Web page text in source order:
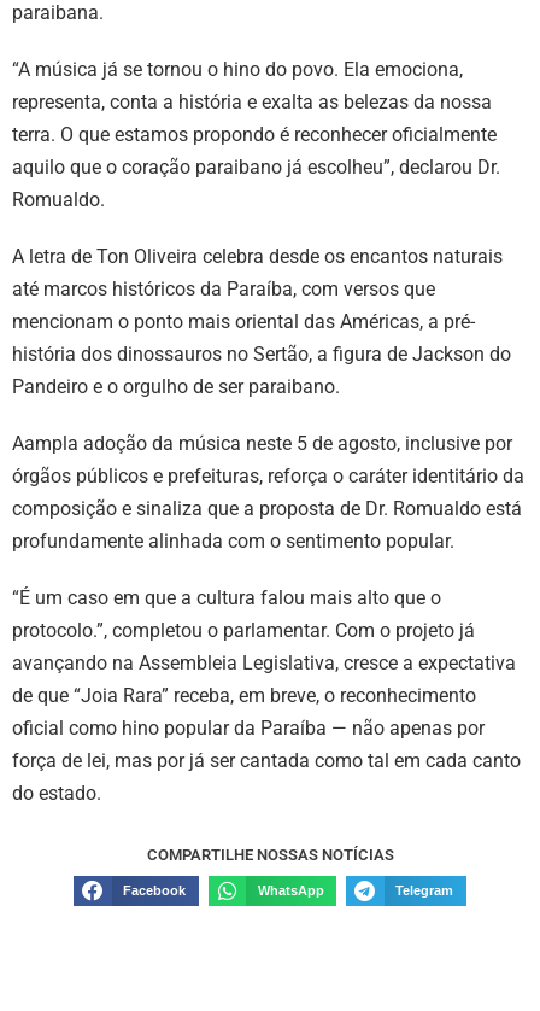
paraibana.
“A música já se tornou o hino do povo. Ela emociona,
representa, conta a história e exalta as belezas da nossa
terra. O que estamos propondo é reconhecer oficialmente
aquilo que o coração paraibano já escolheu”, declarou Dr.
Romualdo.
A letra de Ton Oliveira celebra desde os encantos naturais
até marcos históricos da Paraíba, com versos que
mencionam o ponto mais oriental das Américas, a pré-
história dos dinossauros no Sertão, a figura de Jackson do
Pandeiro e o orgulho de ser paraibano.
Aampla adoção da música neste 5 de agosto, inclusive por
órgãos públicos e prefeituras, reforça o caráter identitário da
composição e sinaliza que a proposta de Dr. Romualdo está
profundamente alinhada com o sentimento popular.
“É um caso em que a cultura falou mais alto que o
protocolo.”, completou o parlamentar. Com o projeto já
avançando na Assembleia Legislativa, cresce a expectativa
de que “Joia Rara” receba, em breve, o reconhecimento
oficial como hino popular da Paraíba — não apenas por
força de lei, mas por já ser cantada como tal em cada canto
do estado.
COMPARTILHE NOSSAS NOTÍCIAS
Facebook WhatsApp Telegram